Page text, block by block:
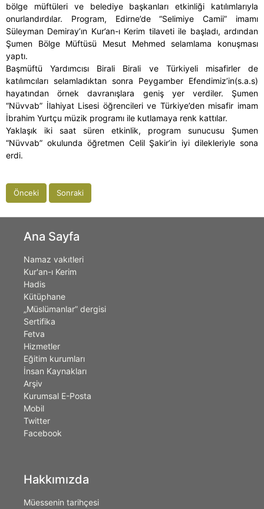
bölge müftüleri ve belediye başkanları etkinliği katılımlarıyla
onurlandırdılar. Program, Edirne’de “Selimiye Camii” imamı
Süleyman Demiray’ın Kur’an-ı Kerim tilaveti ile başladı, ardından
Şumen Bölge Müftüsü Mesut Mehmed selamlama konuşması
yaptı.
Başmüftü Yardımcısı Birali Birali ve Türkiyeli misafirler de
katılımcıları selamladıktan sonra Peygamber Efendimiz’in(s.a.s)
hayatından örnek davranışlara geniş yer verdiler. Şumen
“Nüvvab” İlahiyat Lisesi öğrencileri ve Türkiye’den misafir imam
İbrahim Yurtçu müzik programı ile kutlamaya renk kattılar.
Yaklaşık iki saat süren etkinlik, program sunucusu Şumen
“Nüvvab” okulunda öğretmen Celil Şakir’in iyi dilekleriyle sona
erdi.
Önceki Sonraki
Ana Sayfa
Namaz vakıtleri
Kur'an-ı Kerim
Hadis
Kütüphane
„Müslümanlar” dergisi
Sertifika
Fetva
Hizmetler
Eğitim kurumları
İnsan Kaynakları
Arşiv
Kurumsal E-Posta
Mobil
Twitter
Facebook
Hakkımızda
Müessenin tarihçesi